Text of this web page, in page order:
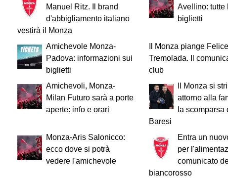
Manuel Ritz. Il brand
d'abbigliamento italiano
vestirà il Monza
Avellino: tutte
biglietti
Amichevole Monza-
Padova: informazioni sui
biglietti
Il Monza piange Felice
Tremolada. Il
club
Amichevoli, Monza-
Milan Futuro sarà a porte
aperte: info e orari
Il Monza si
attorno alla
la scomparsa
Baresi
Monza-Aris Salonicco:
ecco dove si potrà
vedere l'amichevole
Entra un
per
comunicato
biancorosso